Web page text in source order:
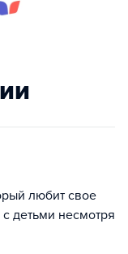
любит свое
с детьми несмотря